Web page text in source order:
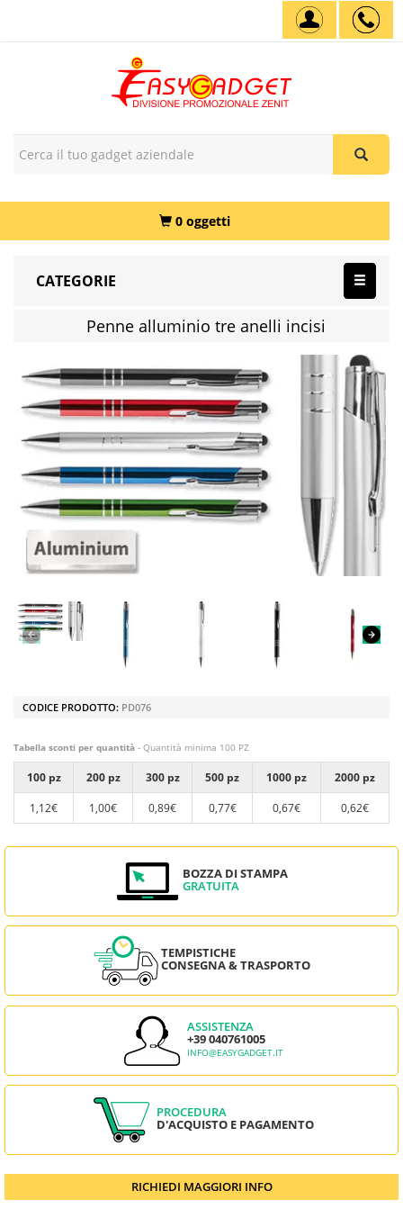
0 oggetti
CATEGORIE
Penne alluminio tre anelli incisi
CODICE PRODOTTO: PD076
Tabella sconti per quantità - Quantità minima 100 PZ
100 pz 200 pz 300 pz 500 pz 1000 pz
2000 pz
1,12€
1,00€ 0,89€ 0,77€ 0,67€ 0,62€
BOZZA DI STAMPA
GRATUITA
TEMPISTICHE
CONSEGNA & TRASPORTO
ASSISTENZA
+39 040761005
INFO@EASYGADGET.IT
PROCEDURA
D'ACQUISTO E PAGAMENTO
RICHIEDI MAGGIORI INFO